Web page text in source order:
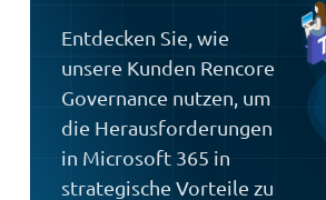
Entdecken Sie, wie
unsere Kunden Rencore
Governance nutzen, um
die Herausforderungen
in Microsoft 365 in
strategische Vorteile zu